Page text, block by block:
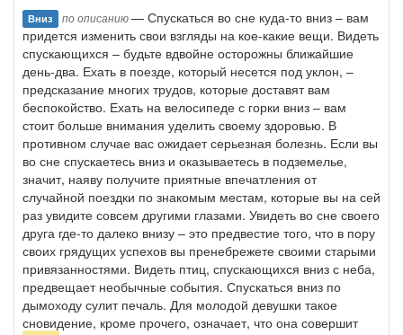
Вниз по описанию— Спускаться во сне куда-то вниз – вам
придется изменить свои взгляды на кое-какие вещи. Видеть
спускающихся – будьте вдвойне осторожны ближайшие
день-два. Ехать в поезде, который несется под уклон, –
предсказание многих трудов, которые доставят вам
беспокойство. Ехать на велосипеде с горки вниз – вам
стоит больше внимания уделить своему здоровью. В
противном случае вас ожидает серьезная болезнь. Если вы
во сне спускаетесь вниз и оказываетесь в подземелье,
значит, наяву получите приятные впечатления от
случайной поездки по знакомым местам, которые вы на сей
раз увидите совсем другими глазами. Увидеть во сне своего
друга где-то далеко внизу – это предвестие того, что в пору
своих грядущих успехов вы пренебрежете своими старыми
привязанностями. Видеть птиц, спускающихся вниз с неба,
предвещает необычные события. Спускаться вниз по
дымоходу сулит печаль. Для молодой девушки такое
сновидение, кроме прочего, означает, что она совершит